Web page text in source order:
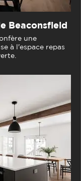
Beaconsfield
une
à l'espace repas